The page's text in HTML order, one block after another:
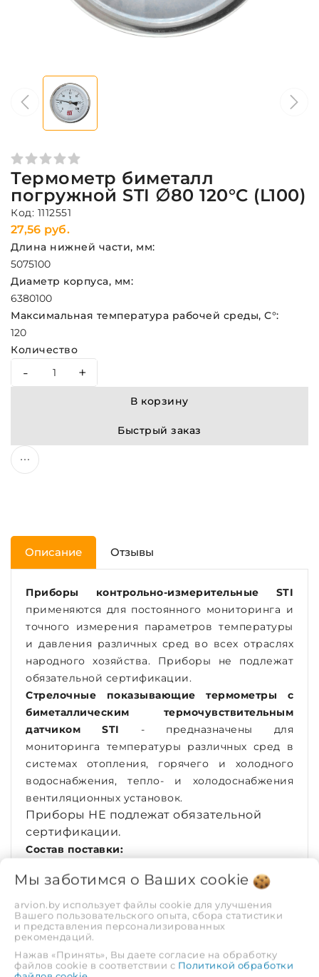
Термометр биметалл
погружной STI ∅80 120°C (L100)
Код: 1112551
27,56 руб.
Длина нижней части, мм:
5075100
Диаметр корпуса, мм:
6380100
Максимальная температура рабочей среды, С°:
120
Количество
- +
В корзину
Быстрый заказ
Описание Отзывы
Приборы контрольно-измерительные STI
применяются для постоянного мониторинга и
точного измерения параметров температуры
и давления различных сред во всех отраслях
народного хозяйства. Приборы не подлежат
обязательной сертификации.
Стрелочные показывающие термометры с
биметаллическим термочувствительным
датчиком STI - предназначены для
мониторинга температуры различных сред в
системах отопления, горячего и холодного
водоснабжения, тепло- и холодоснабжения
вентиляционных установок.
Приборы НЕ подлежат обязательной
сертификации.
Состав поставки:
Упаковка (картон/пвх) - 1 шт.
ХАРАКТЕРИСТИКИ
исполнение
Погружной
Мы заботимся о Ваших cookie
arvion.by использует файлы cookie для улучшения
Вашего пользовательского опыта, сбора статистики
и представления персонализированных
рекомендаций.
Нажав «Принять», Вы даете согласие на обработку
файлов cookie в соответствии с Политикой обработки